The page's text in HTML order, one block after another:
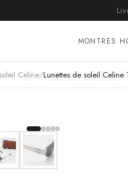
MONTRES
Celine/